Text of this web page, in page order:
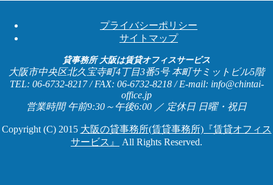
プライバシーポリシー
サイトマップ
貸事務所 大阪は賃貸オフィスサービス
大阪市中央区北久宝寺町4丁目3番5号 本町サミットビル5階
TEL: 06-6732-8217 / FAX: 06-6732-8218 / E-mail: info@chintai-
office.jp
営業時間 午前9:30～午後6:00 ／ 定休日 日曜・祝日
Copyright (C) 2015 大阪の貸事務所(賃貸事務所)『賃貸オフィス
サービス』
All Rights Reserved.